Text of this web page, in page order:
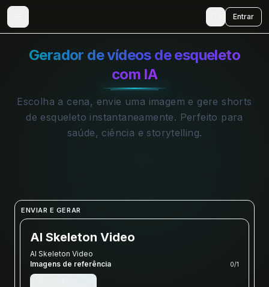
Entrar
Gerador de vídeos de esqueleto
com IA
Escolha a cena, envie uma imagem e gere shorts
de esqueleto instantaneamente. Perfeito para
saúde, ciência e storytelling.
ENVIAR E GERAR
AI Skeleton Video
AI Skeleton Video
Imagens de referência
0/1